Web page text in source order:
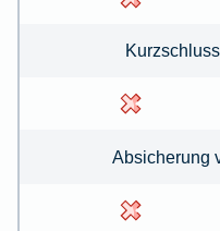
Absicherung